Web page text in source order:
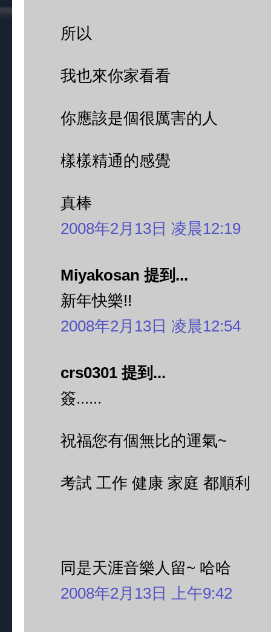
所以
我也來你家看看
你應該是個很厲害的人
樣樣精通的感覺
真棒
2008年2月13日 凌晨12:19
Miyakosan 提到...
新年快樂!!
2008年2月13日 凌晨12:54
crs0301 提到...
簽......
祝福您有個無比的運氣~
考試 工作 健康 家庭 都順利
同是天涯音樂人留~ 哈哈
2008年2月13日 上午9:42